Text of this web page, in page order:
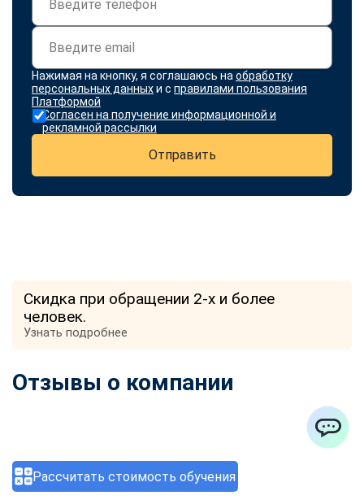
Рассчитать стоимость обучения
Нажимая на кнопку, я соглашаюсь на обработку
персональных данныхи с правилами пользования
Платформой
Согласен на получение информационной и
рекламной рассылки
Отправить
Скидка при обращении 2-х и более
человек.
Узнать подробнее
Отзывы о компании